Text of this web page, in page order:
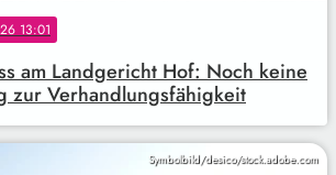
13:01
am Landgericht Hof: Noch keine
zur Verhandlungsfähigkeit
Symbolbild/desico/stock.adobe.com